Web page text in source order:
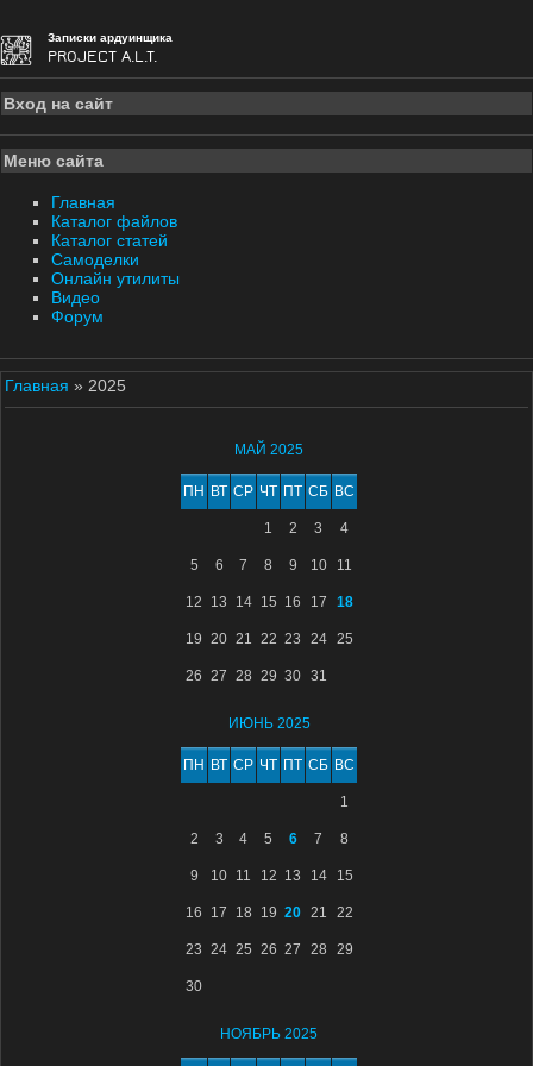
Записки ардуинщика
PROJECT A.L.T.
Вход на сайт
Меню сайта
Главная
Каталог файлов
Каталог статей
Самоделки
Онлайн утилиты
Видео
Форум
Главная » 2025
МАЙ 2025
ПН ВТ СР ЧТ ПТ СБ ВС
1 2 3 4
5 6 7 8 9 10 11
12 13 14 15 16 17 18
19 20 21 22 23 24 25
26 27 28 29 30 31
ИЮНЬ 2025
ПН ВТ СР ЧТ ПТ СБ ВС
1
2 3 4 5 6 7 8
9 10 11 12 13 14 15
16 17 18 19 20 21 22
23 24 25 26 27 28 29
30
НОЯБРЬ 2025